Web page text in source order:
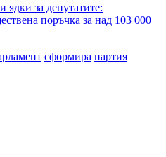
ядки за депутатите:
поръчка за над 103 000
сформира партия